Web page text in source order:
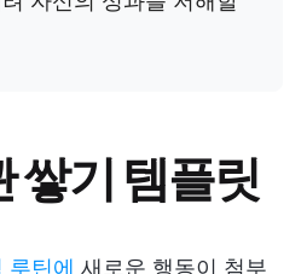
쌓기 템플릿
루틴에 새로운 행동이 첨부